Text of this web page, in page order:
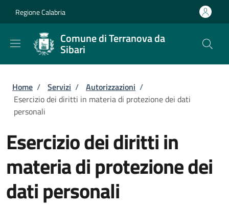
Regione Calabria
Comune di Terranova da
Sibari
Briciole di pane
Home / Servizi / Autorizzazioni /
Esercizio dei diritti in materia di protezione dei dati
personali
Esercizio dei diritti in
materia di protezione dei
dati personali